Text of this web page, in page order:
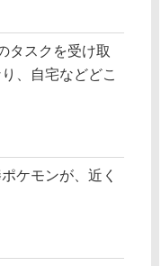
タスクを受け取
、自宅などどこ
ケモンが、近く